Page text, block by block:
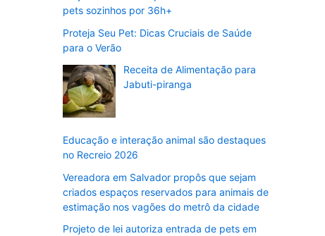
pets sozinhos por 36h+
Proteja Seu Pet: Dicas Cruciais de Saúde
para o Verão
Receita de Alimentação para
Jabuti-piranga
Educação e interação animal são destaques
no Recreio 2026
Vereadora em Salvador propôs que sejam
criados espaços reservados para animais de
estimação nos vagões do metrô da cidade
Projeto de lei autoriza entrada de pets em